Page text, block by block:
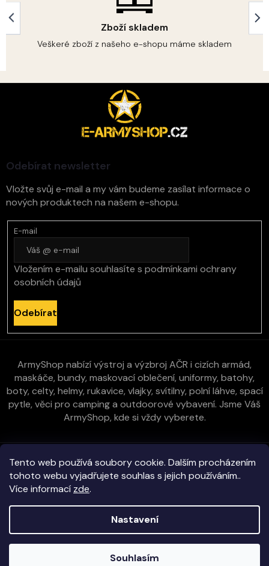
Tento web používá soubory cookie. Dalším procházením
tohoto webu vyjadřujete souhlas s jejich používáním..
Více informací zde.
Nastavení
Souhlasím
y
v
ý
p
Zboží skladem
Veškeré zboží z našeho e-shopu máme skladem
Odebírat newsletter
Vložte svůj e-mail a my vám budeme zasílat informace o
nových produktech na našem e-shopu.
E-mail
Vložením e-mailu souhlasíte s podmínkami ochrany
osobních údajů
Odebírat
ArmyShop nabízí výstroj a výzbroj AČR i cizích armád,
maskáče, bundy, maskovací oblečení, uniformy, batohy,
boty, celty, helmy, rukavice, vlajky, svítilny, polní láhve, spací
pytle, věci pro camping a outdoorové vybavení. Jsme Váš
ArmyShop, kde si vždy vyberete.
Zákaznická péče
Vše o nákupu
E-ArmyShop.cz . Všechna práva vyhrazena.